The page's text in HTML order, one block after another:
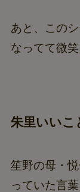
あと、この
なってて微
朱里いいこ
笙野の母・
っていた言葉